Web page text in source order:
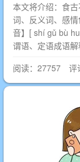
本文将介绍：食
词、反义词、感
音】[ shí gǔ bù
谓语、定语成语
阅读：27757 评